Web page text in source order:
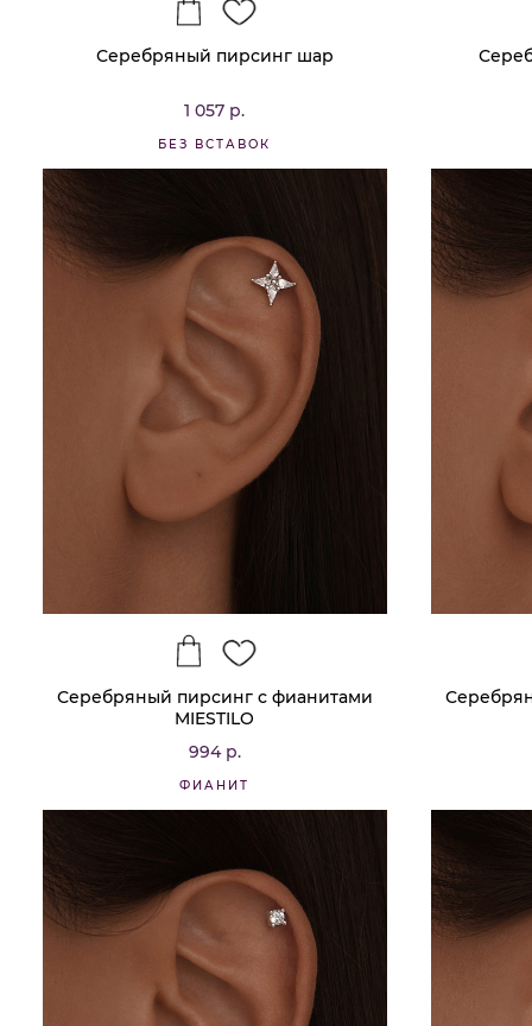
Серебряный пирсинг шар
1 057 р.
БЕЗ ВСТАВОК
Серебряный пирсинг с фианитами
MIESTILO
994 р.
ФИАНИТ